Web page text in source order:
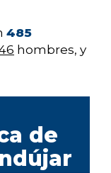
485
hombres, y
de